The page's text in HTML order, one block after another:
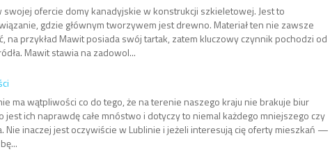
swojej ofercie domy kanadyjskie w konstrukcji szkieletowej. Jest to
gdzie głównym tworzywem jest drewno. Materiał ten nie zawsze
na przykład Mawit posiada swój tartak, zatem kluczowy czynnik pochodzi od
Mawit stawia na zadowol...
ma wątpliwości co do tego, że na terenie naszego kraju nie brakuje biur
jest ich naprawdę całe mnóstwo i dotyczy to niemal każdego mniejszego czy
Nie inaczej jest oczywiście w Lublinie i jeżeli interesują cię oferty mieszkań —